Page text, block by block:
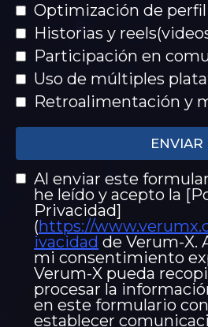
Optimización de perfil
Historias y
Participación en
Uso de múltiples
Retroalimentación y
ENVIAR
Al enviar este
he leído y acepto la
Privacidad]
(https://
ivacidad de Verum-X.
mi consentimiento
Verum-X pueda
procesar la
en este formulario
establecer